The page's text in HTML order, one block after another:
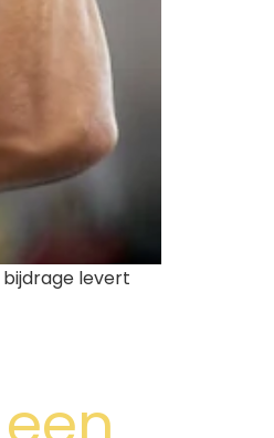
levert